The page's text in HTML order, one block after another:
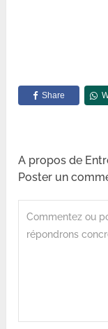
Share
A propos de
Poster un